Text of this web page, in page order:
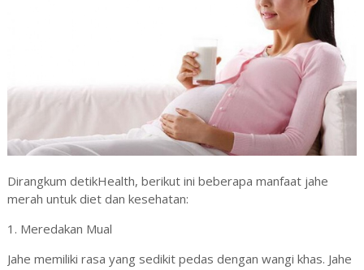
Dirangkum detikHealth, berikut ini beberapa manfaat jahe
merah untuk diet dan kesehatan:
1. Meredakan Mual
Jahe memiliki rasa yang sedikit pedas dengan wangi khas. Jahe